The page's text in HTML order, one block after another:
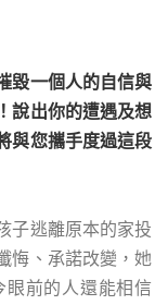
毀一個人的自信與
說出你的遭遇及想
與您攜手度過這段
子逃離原本的家投
悔、承諾改變，她
前的人還能相信